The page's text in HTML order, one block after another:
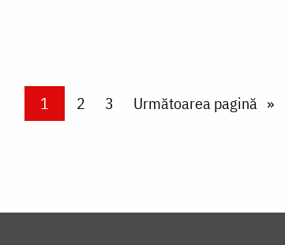
Current page
1 Page
2 Page
3 Next page
Următoarea pagină